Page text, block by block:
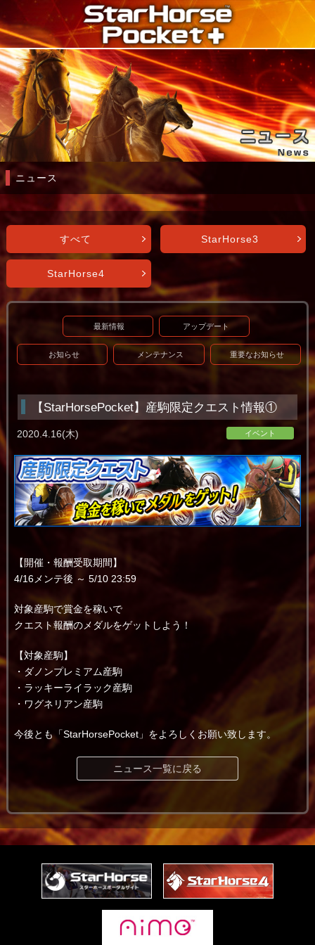
ニュース
すべて StarHorse3
StarHorse4
最新情報 アップデート
お知らせ メンテナンス 重要なお知らせ
【StarHorsePocket】産駒限定クエスト情報①
イベント
2020.4.16(木)
【開催・報酬受取期間】
4/16メンテ後 ～ 5/10 23:59
対象産駒で賞金を稼いで
クエスト報酬のメダルをゲットしよう！
【対象産駒】
・ダノンプレミアム産駒
・ラッキーライラック産駒
・ワグネリアン産駒
今後とも「StarHorsePocket」をよろしくお願い致します。
ニュース一覧に戻る